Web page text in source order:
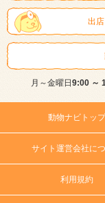
出
月～金曜日 9:00 ～
動物ナビトップ
サイト運営会社に
利用規約